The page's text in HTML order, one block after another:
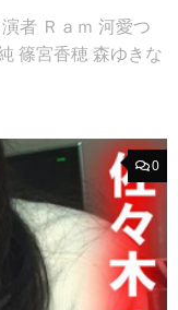
者 Ｒａｍ 河愛つ
篠宮香穂 森ゆきな
0